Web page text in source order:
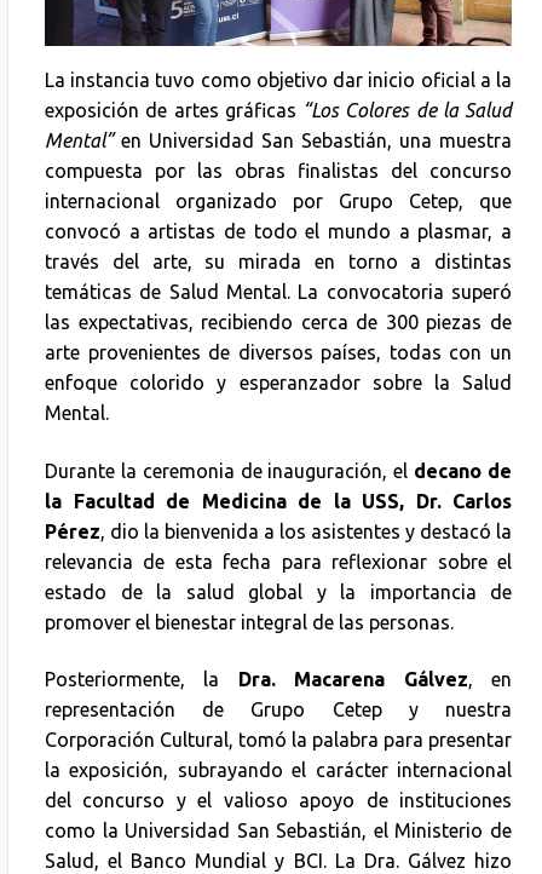
La instancia tuvo como objetivo dar inicio oficial a la
exposición de artes gráficas “Los Colores de la Salud
Mental”en Universidad San Sebastián, una muestra
compuesta por las obras finalistas del concurso
internacional organizado por Grupo Cetep, que
convocó a artistas de todo el mundo a plasmar, a
través del arte, su mirada en torno a distintas
temáticas de Salud Mental. La convocatoria superó
las expectativas, recibiendo cerca de 300 piezas de
arte provenientes de diversos países, todas con un
enfoque colorido y esperanzador sobre la Salud
Mental.
Durante la ceremonia de inauguración, el decano de
la Facultad de Medicina de la USS, Dr. Carlos
Pérez, dio la bienvenida a los asistentes y destacó la
relevancia de esta fecha para reflexionar sobre el
estado de la salud global y la importancia de
promover el bienestar integral de las personas.
Posteriormente, la Dra. Macarena Gálvez, en
representación de Grupo Cetep y nuestra
Corporación Cultural, tomó la palabra para presentar
la exposición, subrayando el carácter internacional
del concurso y el valioso apoyo de instituciones
como la Universidad San Sebastián, el Ministerio de
Salud, el Banco Mundial y BCI. La Dra. Gálvez hizo